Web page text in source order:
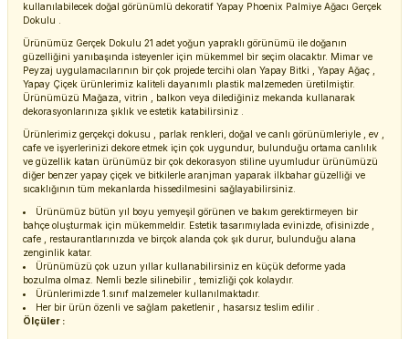
kullanılabilecek doğal görünümlü dekoratif Yapay Phoenix Palmiye Ağacı Gerçek
Dokulu .
Ürünümüz Gerçek Dokulu 21 adet yoğun yapraklı görünümü ile doğanın
güzelliğini yanıbaşında isteyenler için mükemmel bir seçim olacaktır. Mimar ve
Peyzaj uygulamacılarının bir çok projede tercihi olan Yapay Bitki , Yapay Ağaç ,
Yapay Çiçek ürünlerimiz kaliteli dayanımlı plastik malzemeden üretilmiştir.
Ürünümüzü Mağaza, vitrin , balkon veya dilediğiniz mekanda kullanarak
dekorasyonlarınıza şıklık ve estetik katabilirsiniz .
Ürünlerimiz gerçekçi dokusu , parlak renkleri, doğal ve canlı görünümleriyle , ev ,
cafe ve işyerlerinizi dekore etmek için çok uygundur, bulunduğu ortama canlılık
ve güzellik katan ürünümüz bir çok dekorasyon stiline uyumludur ürünümüzü
diğer benzer yapay çiçek ve bitkilerle aranjman yaparak ilkbahar güzelliği ve
sıcaklığının tüm mekanlarda hissedilmesini sağlayabilirsiniz.
Ürünümüz bütün yıl boyu yemyeşil görünen ve bakım gerektirmeyen bir
bahçe oluşturmak için mükemmeldir. Estetik tasarımıylada evinizde, ofisinizde ,
cafe , restaurantlarınızda ve birçok alanda çok şık durur, bulunduğu alana
zenginlik katar.
Ürünümüzü çok uzun yıllar kullanabilirsiniz en küçük deforme yada
bozulma olmaz. Nemli bezle silinebilir , temizliği çok kolaydır.
Ürünlerimizde 1.sınıf malzemeler kullanılmaktadır.
Her bir ürün özenli ve sağlam paketlenir , hasarsız teslim edilir .
Ölçüler :